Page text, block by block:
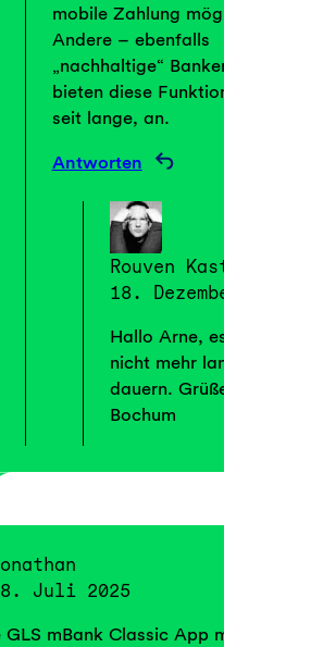
mobile Zahlung möglich sein.
Andere – ebenfalls
„nachhaltige“ Banken –
bieten diese Funktion schon
seit lange, an.
Antworten
Rouven Kasten
18. Dezember 2025
Hallo Arne, es wird
nicht mehr lange
dauern. Grüße aus
Bochum
Juli 2025
mBank Classic App mochte,